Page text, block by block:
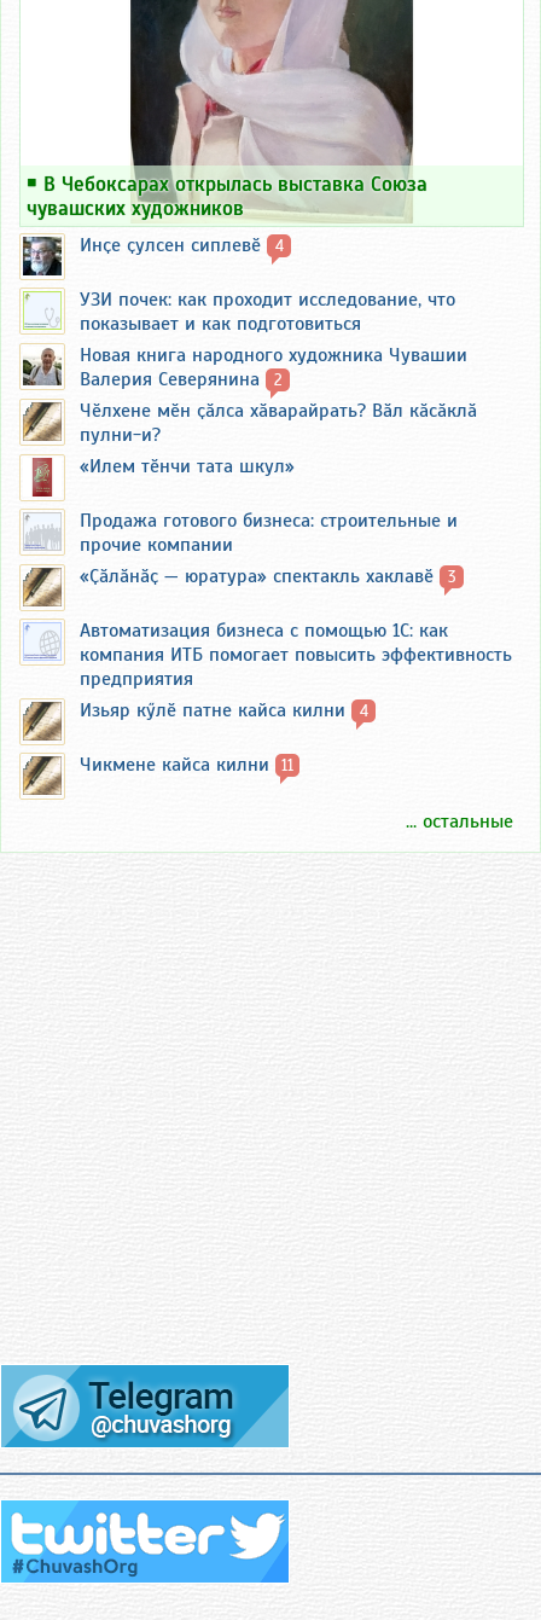
￭ В Чебоксарах открылась выставка Союза
чувашских художников
Инҫе ҫулсен сиплевӗ 4
УЗИ почек: как проходит исследование, что
показывает и как подготовиться
Новая книга народного художника Чувашии
Валерия Северянина
2
Чӗлхене мӗн ҫӑлса хӑварайрать? Вӑл кӑсӑклӑ
пулни-и?
«Илем тӗнчи тата шкул»
Продажа готового бизнеса: строительные и
прочие компании
«Ҫӑлӑнӑҫ — юратура» спектакль хаклавӗ
3
Автоматизация бизнеса с помощью 1С: как
компания ИТБ помогает повысить эффективность
предприятия
Изьяр кӳлӗ патне кайса килни
4
Чикмене кайса килни 11
... остальные